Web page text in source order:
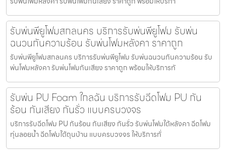
รับพ่นพียูโฟมสกลนคร บริการรับพ่นพียูโฟม รับพ่น
ฉนวนกันความร้อน รับพ่นโฟมหลังคา ราคาถูก
รับพ่นพียูโฟมสกลนคร บริการรับพ่นพียูโฟม รับพ่นฉนวนกันความร้อน รับ
พ่นโฟมหลังคา รับพ่นโฟมกันเสียง ราคาถูก พร้อมให้บริการทั
รับพ่น PU Foam ใกลฉัน บริการรับฉีดโฟม PU กัน
ร้อน กันเสียง กันรั่ว แบบครบวงจร
บริการรับฉีดโฟม PU กันร้อน กันเสียง กันรั่ว รับพ่นโฟมใต้หลังคา ฉีดโฟม
ทุ่นลอยน้ำ ฉีดโฟมใต้ถุนบ้าน แบบครบวงจร ให้บริการทั่